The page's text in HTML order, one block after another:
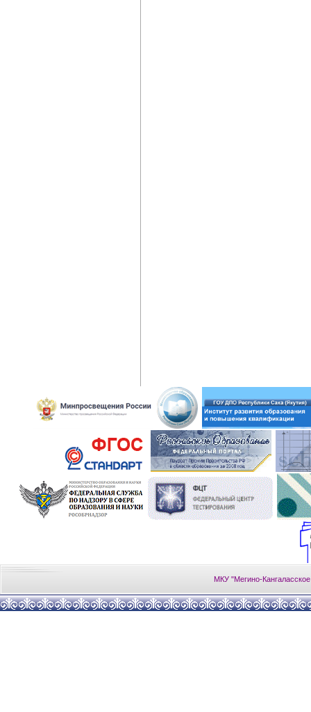
МКУ "Мегино-